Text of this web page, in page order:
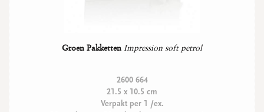
Groen Pakketten Impression soft petrol
2600 664
21.5 x 10.5 cm
Verpakt per 1 /ex.